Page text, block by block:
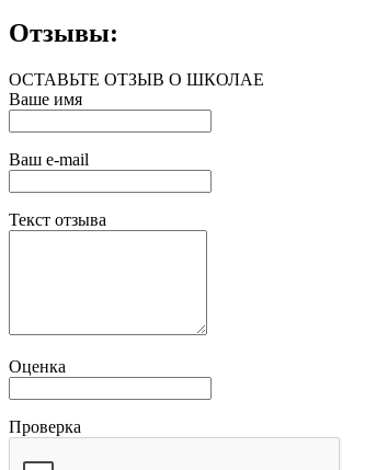
Отзывы:
ОСТАВЬТЕ ОТЗЫВ О ШКОЛАЕ
Ваше имя
Ваш e-mail
Текст отзыва
Оценка
Проверка